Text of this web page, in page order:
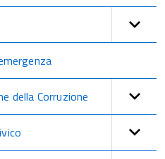
della Corruzione